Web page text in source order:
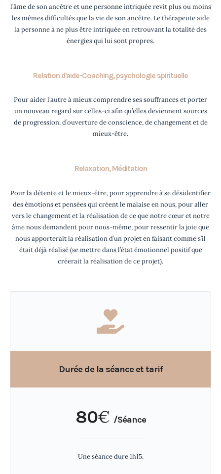
l’âme de son ancêtre et une personne intriquée revit plus ou moins
les mêmes difficultés que la vie de son ancêtre. Le thérapeute aide
la personne à ne plus être intriquée en retrouvant la totalité des
énergies qui lui sont propres.
Relation d'aide-Coaching, psychologie spirituelle
Pour aider l’autre à mieux comprendre ses souffrances et porter
un nouveau regard sur celles-ci afin qu’elles deviennent sources
de progression, d’ouverture de conscience, de changement et de
mieux-être.
Relaxation, Méditation
Pour la détente et le mieux-être, pour apprendre à se désidentifier
des émotions et pensées qui créent le malaise en nous, pour aller
vers le changement et la réalisation de ce que notre cœur et notre
âme nous demandent pour nous-même, pour ressentir la joie que
nous apporterait la réalisation d’un projet en faisant comme s’il
était déjà réalisé (se mettre dans l’état émotionnel positif que
créerait la réalisation de ce projet).
Durée de la séance et tarif
80€ /Séance
Une séance dure 1h15.